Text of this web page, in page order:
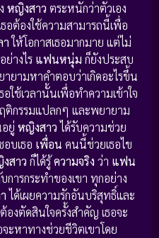
หญิงสาว ตระหนักว่าตัวเอง
ธอต้องใช้ความสามารถนี้เพื่อ
าให้โอกาสเธอมากมาย แต่ไม่
างไร แฟนหนุ่ม ก็ยังประสบ
ยามหาคำตอบว่าเกิดอะไรขึ้น
อใช้เวลานั้นเพื่อทำความเข้าใจ
ติกรรมแปลกๆ และพยายาม
ยู่ หญิงสาวได้รับความช่วย
บเธอ เพื่อน คนนี้ช่วยเธอไข
สาว ก็ได้รู้ความจริง ว่า แฟน
การกระทำของเขา ทุกอย่าง
ได้เผยความรักอันบริสุทธิ์และ
ต้องตัดสินใจครั้งสำคัญ เธอจะ
ะหาทางช่วยชีวิตเขาโดย